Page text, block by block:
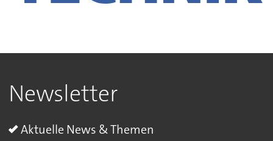
Newsletter
Aktuelle News & Themen